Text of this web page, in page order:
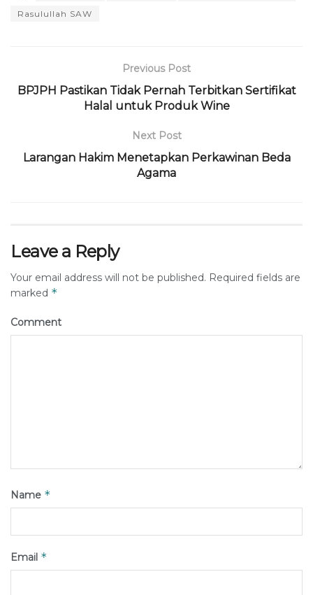
Rasulullah SAW
Previous Post
BPJPH Pastikan Tidak Pernah Terbitkan Sertifikat
Halal untuk Produk Wine
Next Post
Larangan Hakim Menetapkan Perkawinan Beda
Agama
Leave a Reply
Your email address will not be published. Required fields are
marked *
Comment
Name *
Email *